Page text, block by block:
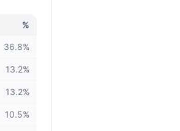
%
36.8%
13.2%
13.2%
10.5%